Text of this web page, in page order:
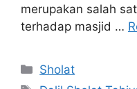
merupakan salah
terhadap masjid …
Categories
Sholat